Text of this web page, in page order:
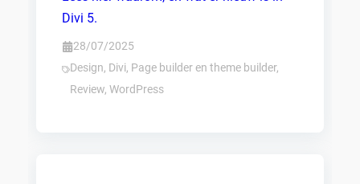
Divi 5.
28/07/2025
Design, Divi, Page builder en theme builder,
Review,WordPress